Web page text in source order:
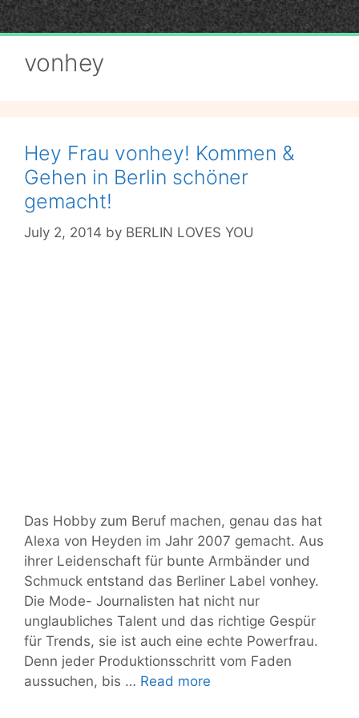
Skip
to
vonhey
Hey Frau vonhey! Kommen &
Gehen in Berlin schöner
gemacht!
July 2, 2014 by BERLIN LOVES YOU
Das Hobby zum Beruf machen, genau das hat
Alexa von Heyden im Jahr 2007 gemacht. Aus
ihrer Leidenschaft für bunte Armbänder und
Schmuck entstand das Berliner Label vonhey.
Die Mode- Journalisten hat nicht nur
unglaubliches Talent und das richtige Gespür
für Trends, sie ist auch eine echte Powerfrau.
Denn jeder Produktionsschritt vom Faden
aussuchen, bis … Read more